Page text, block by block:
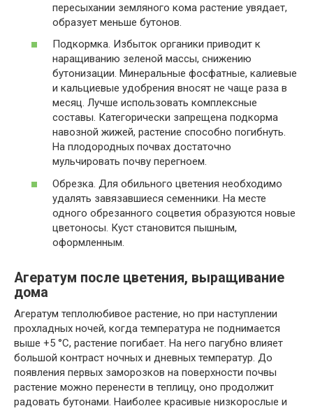
пересыхании земляного кома растение увядает,
образует меньше бутонов.
Подкормка. Избыток органики приводит к
наращиванию зеленой массы, снижению
бутонизации. Минеральные фосфатные, калиевые
и кальциевые удобрения вносят не чаще раза в
месяц. Лучше использовать комплексные
составы. Категорически запрещена подкорма
навозной жижей, растение способно погибнуть.
На плодородных почвах достаточно
мульчировать почву перегноем.
Обрезка. Для обильного цветения необходимо
удалять завязавшиеся семенники. На месте
одного обрезанного соцветия образуются новые
цветоносы. Куст становится пышным,
оформленным.
Агератум после цветения, выращивание
дома
Агератум теплолюбивое растение, но при наступлении
прохладных ночей, когда температура не поднимается
выше +5 °C, растение погибает. На него пагубно влияет
большой контраст ночных и дневных температур. До
появления первых заморозков на поверхности почвы
растение можно перенести в теплицу, оно продолжит
радовать бутонами. Наиболее красивые низкорослые и